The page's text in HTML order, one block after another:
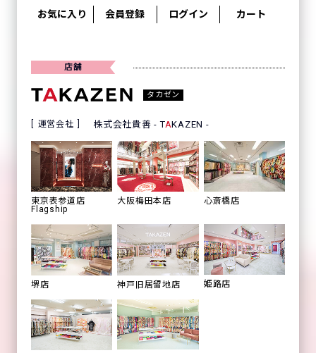
お気に入り 会員登録 ログイン カート
店舗
タカゼン
運営会社 株式会社貴善 - TAKAZEN -
東京表参道店
Flagship
大阪梅田本店 心斎橋店
堺店 神戸旧居留地店 姫路店